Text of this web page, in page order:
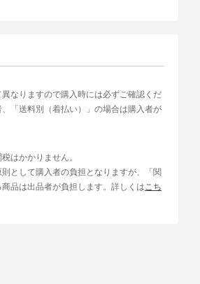
なりますので購入時には必ずご確認くだ
「送料別（着払い）」の場合は購入者が
はかかりません。
として購入者の負担となりますが、「関
品は出品者が負担します。詳しくは こち